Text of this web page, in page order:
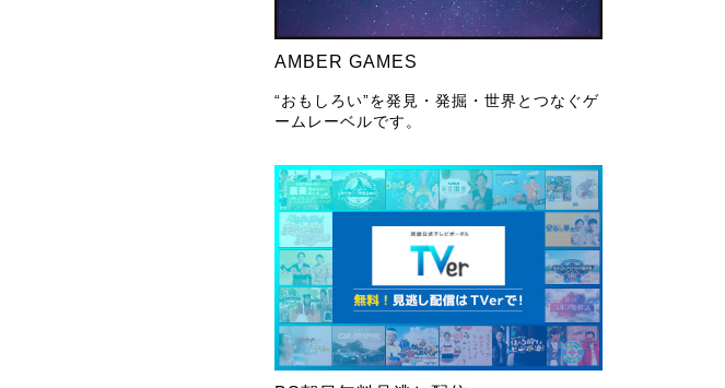
AMBER GAMES
“おもしろい”を発見・発掘・世界とつなぐゲ
ームレーベルです。